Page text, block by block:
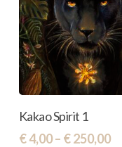
Optionen
Auswählen
Produkt
Kakao Spirit 1
€4,00– €250,00